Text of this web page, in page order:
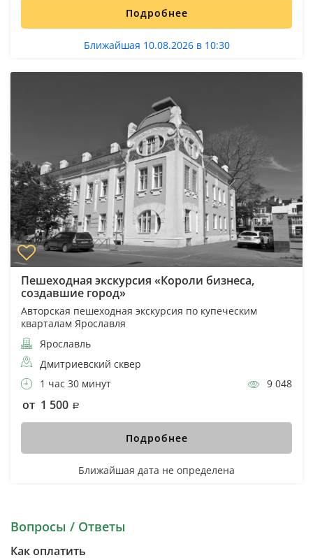
Подробнее
Ближайшая 10.08.2026 в 10:30
Пешеходная экскурсия «Короли бизнеса,
создавшие город»
Авторская пешеходная экскурсия по купеческим
кварталам Ярославля
Ярославль
Дмитриевский сквер
1 час 30 минут
9 048
от 1 500
Подробнее
Ближайшая дата не определена
Вопросы / Ответы
Как оплатить